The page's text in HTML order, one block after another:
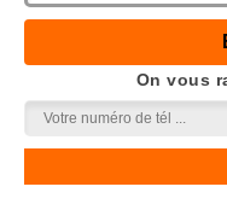
On vous